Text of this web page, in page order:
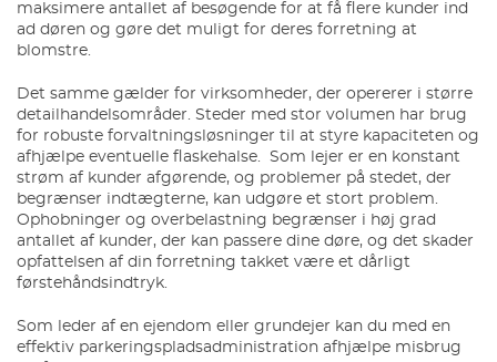
maksimere antallet af besøgende for at få flere kunder ind
ad døren og gøre det muligt for deres forretning at
blomstre.
Det samme gælder for virksomheder, der opererer i større
detailhandelsområder. Steder med stor volumen har brug
for robuste forvaltningsløsninger til at styre kapaciteten og
afhjælpe eventuelle flaskehalse. Som lejer er en konstant
strøm af kunder afgørende, og problemer på stedet, der
begrænser indtægterne, kan udgøre et stort problem.
Ophobninger og overbelastning begrænser i høj grad
antallet af kunder, der kan passere dine døre, og det skader
opfattelsen af din forretning takket være et dårligt
førstehåndsindtryk.
Som leder af en ejendom eller grundejer kan du med en
effektiv parkeringspladsadministration afhjælpe misbrug